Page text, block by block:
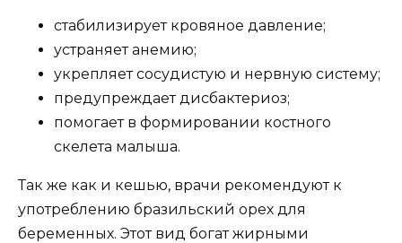
стабилизирует кровяное давление;
устраняет анемию;
укрепляет сосудистую и нервную систему;
предупреждает дисбактериоз;
помогает в формировании костного
скелета малыша.
Так же как и кешью, врачи рекомендуют к
употреблению бразильский орех для
беременных. Этот вид богат жирными